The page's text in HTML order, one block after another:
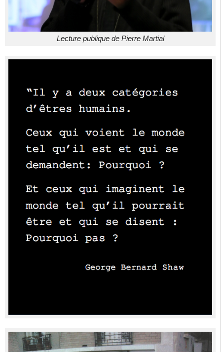
Lecture publique de Pierre Martial